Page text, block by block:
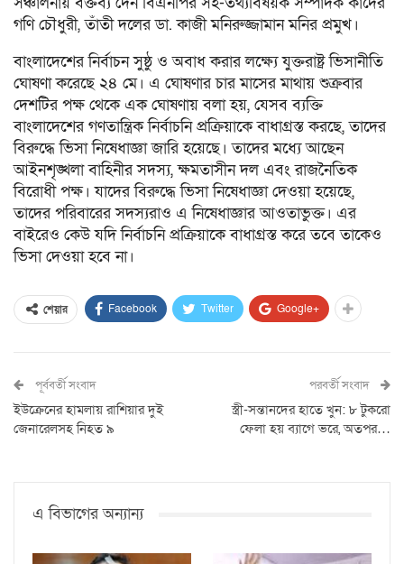
গণি চৌধুরী, তাঁতী দলের ডা. কাজী মনিরুজ্জামান মনির প্রমুখ।
বাংলাদেশের নির্বাচন সুষ্ঠু ও অবাধ করার লক্ষ্যে যুক্তরাষ্ট্র ভিসানীতি
ঘোষণা করেছে ২৪ মে। এ ঘোষণার চার মাসের মাথায় শুক্রবার
দেশটির পক্ষ থেকে এক ঘোষণায় বলা হয়, যেসব ব্যক্তি
বাংলাদেশের গণতান্ত্রিক নির্বাচনি প্রক্রিয়াকে বাধাগ্রস্ত করছে, তাদের
বিরুদ্ধে ভিসা নিষেধাজ্ঞা জারি হয়েছে। তাদের মধ্যে আছেন
আইনশৃঙ্খলা বাহিনীর সদস্য, ক্ষমতাসীন দল এবং রাজনৈতিক
বিরোধী পক্ষ। যাদের বিরুদ্ধে ভিসা নিষেধাজ্ঞা দেওয়া হয়েছে,
তাদের পরিবারের সদস্যরাও এ নিষেধাজ্ঞার আওতাভুক্ত। এর
বাইরেও কেউ যদি নির্বাচনি প্রক্রিয়াকে বাধাগ্রস্ত করে তবে তাকেও
ভিসা দেওয়া হবে না।
শেয়ার Facebook Twitter Google+
পূর্ববর্তী সংবাদ
ইউক্রেনের হামলায় রাশিয়ার দুই
জেনারেলসহ নিহত ৯
পরবর্তী সংবাদ
স্ত্রী-সন্তানদের হাতে খুন: ৮ টুকরো
ফেলা হয় ব্যাগে ভরে, অতপর…
এ বিভাগের অন্যান্য